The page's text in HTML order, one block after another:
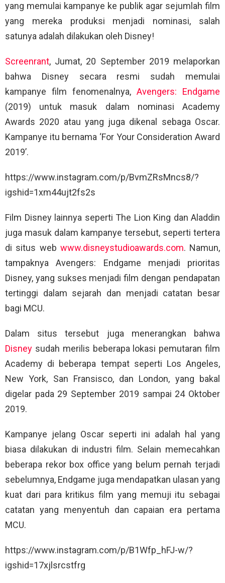
yang memulai kampanye ke publik agar sejumlah film
yang mereka produksi menjadi nominasi, salah
satunya adalah dilakukan oleh Disney!
Screenrant, Jumat, 20 September 2019 melaporkan
bahwa Disney secara resmi sudah memulai
kampanye film fenomenalnya, Avengers: Endgame
(2019) untuk masuk dalam nominasi Academy
Awards 2020 atau yang juga dikenal sebaga Oscar.
Kampanye itu bernama ‘For Your Consideration Award
2019’.
https://www.instagram.com/p/BvmZRsMncs8/?
igshid=1xm44ujt2fs2s
Film Disney lainnya seperti The Lion King dan Aladdin
juga masuk dalam kampanye tersebut, seperti tertera
di situs web www.disneystudioawards.com. Namun,
tampaknya Avengers: Endgame menjadi prioritas
Disney, yang sukses menjadi film dengan pendapatan
tertinggi dalam sejarah dan menjadi catatan besar
bagi MCU.
Dalam situs tersebut juga menerangkan bahwa
Disney sudah merilis beberapa lokasi pemutaran film
Academy di beberapa tempat seperti Los Angeles,
New York, San Fransisco, dan London, yang bakal
digelar pada 29 September 2019 sampai 24 Oktober
2019.
Kampanye jelang Oscar seperti ini adalah hal yang
biasa dilakukan di industri film. Selain memecahkan
beberapa rekor box office yang belum pernah terjadi
sebelumnya, Endgame juga mendapatkan ulasan yang
kuat dari para kritikus film yang memuji itu sebagai
catatan yang menyentuh dan capaian era pertama
MCU.
https://www.instagram.com/p/B1Wfp_hFJ-w/?
igshid=17xjlsrcstfrg